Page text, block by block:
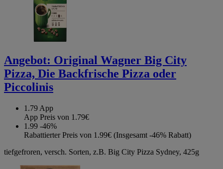
Angebot: Original Wagner Big City
Pizza, Die Backfrische Pizza oder
Piccolinis
1.79 App
App Preis von 1.79€
1.99 -46%
Rabattierter Preis von 1.99€ (Insgesamt -46% Rabatt)
tiefgefroren, versch. Sorten, z.B. Big City Pizza Sydney, 425g